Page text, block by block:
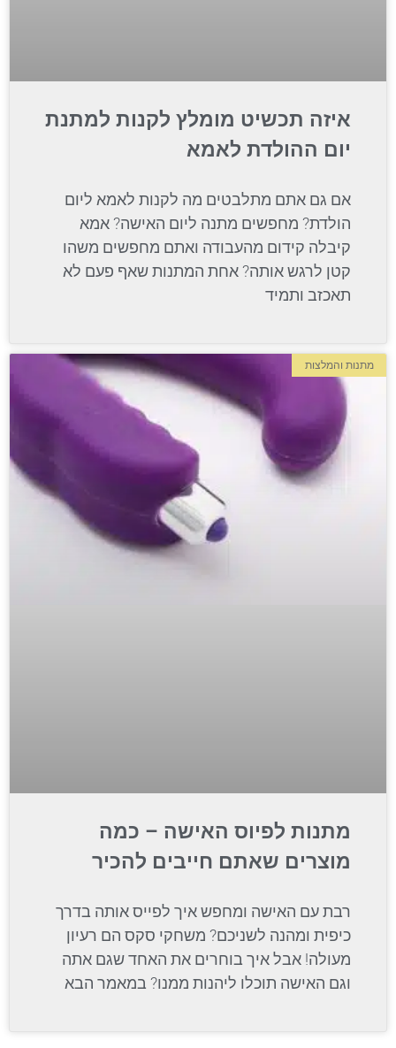
איזה תכשיט מומלץ לקנות למתנת
יום ההולדת לאמא
אם גם אתם מתלבטים מה לקנות לאמא ליום
הולדת? מחפשים מתנה ליום האישה? אמא
קיבלה קידום מהעבודה ואתם מחפשים משהו
קטן לרגש אותה? אחת המתנות שאף פעם לא
תאכזב ותמיד
מתנות והמלצות
מתנות לפיוס האישה – כמה
מוצרים שאתם חייבים להכיר
רבת עם האישה ומחפש איך לפייס אותה בדרך
כיפית ומהנה לשניכם? משחקי סקס הם רעיון
מעולה! אבל איך בוחרים את האחד שגם אתה
וגם האישה תוכלו ליהנות ממנו? במאמר הבא